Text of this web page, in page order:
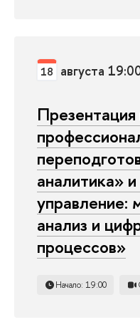
18 августа
аналитика»
управление:
анализ и
процессов»
Начало: 19:00